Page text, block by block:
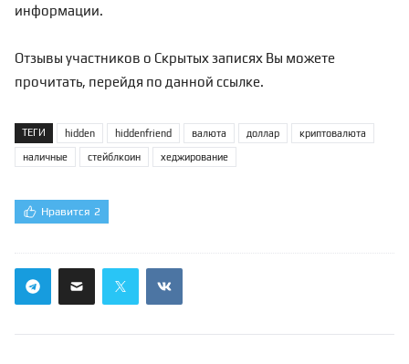
информации.
Отзывы участников о Скрытых записях Вы можете
прочитать, перейдя по данной ссылке.
ТЕГИ hidden hiddenfriend валюта доллар криптовалюта
наличные стейблкоин хеджирование
Нравится 2